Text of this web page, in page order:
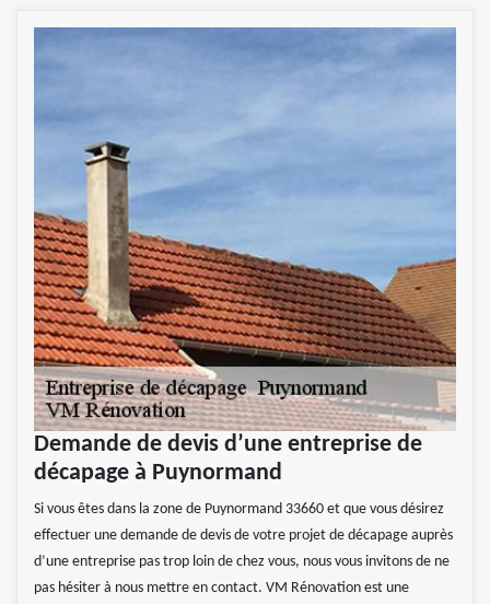
Demande de devis d’une entreprise de
décapage à Puynormand
Si vous êtes dans la zone de Puynormand 33660 et que vous désirez
effectuer une demande de devis de votre projet de décapage auprès
d’une entreprise pas trop loin de chez vous, nous vous invitons de ne
pas hésiter à nous mettre en contact. VM Rénovation est une